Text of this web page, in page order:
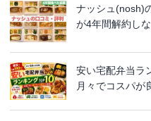
ナッシュ(nosh)
が4年間解約し
安い宅配弁当ラ
月々でコスパが